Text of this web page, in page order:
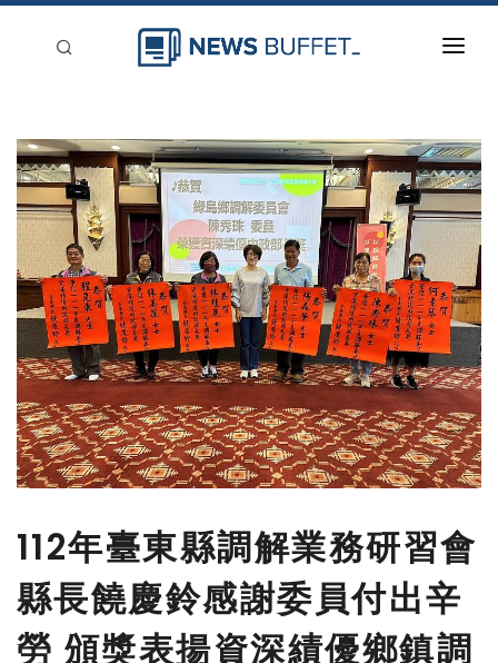
新聞稿分類
登入
刊登
112年臺東縣調解業務研習會
縣長饒慶鈴感謝委員付出辛
勞 頒獎表揚資深績優鄉鎮調